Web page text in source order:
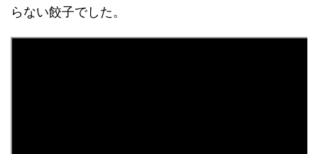
らない餃子でした。